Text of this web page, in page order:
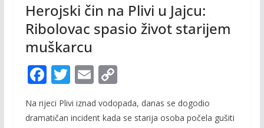
Herojski čin na Plivi u Jajcu:
Ribolovac spasio život starijem
muškarcu
F
ac
e
T
itt
E
m
ai
C
p
Na rijeci Plivi iznad vodopada, danas se dogodio
dramatičan incident kada se starija osoba počela gušiti